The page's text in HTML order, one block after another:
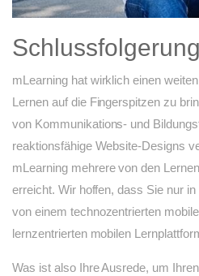
Schlussfolgerung
mLearning hat wirklich einen
Lernen auf die Fingerspitzen zu
von Kommunikations- und
reaktionsfähige Website-Designs
mLearning mehrere von den
erreicht. Wir hoffen, dass Sie nur
von einem technozentrierten
lernzentrierten mobilen
Was ist also Ihre Ausrede, um